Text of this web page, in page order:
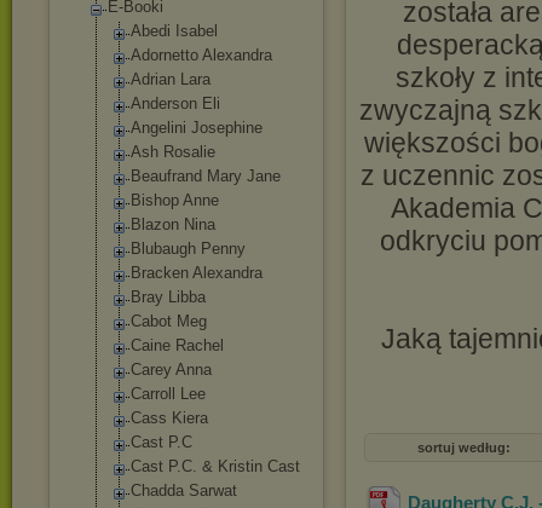
E-Booki
Abedi Isabel
Adornetto Alexandra
Adrian Lara
Anderson Eli
Angelini Josephine
Ash Rosalie
Beaufrand Mary Jane
Bishop Anne
Blazon Nina
Blubaugh Penny
Bracken Alexandra
Bray Libba
Cabot Meg
Caine Rachel
Carey Anna
Carroll Lee
Cass Kiera
Cast P.C
Cast P.C. & Kristin Cast
Chadda Sarwat
została
szkoły z
zwyczajną
większości
z uczennic
Akademia
odkryciu
Jaką
sortuj według:
Daugherty C.J.